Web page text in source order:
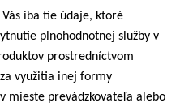
iba tie údaje, ktoré
plnohodnotnej služby v
prostredníctvom
využitia inej formy
mieste prevádzkovateľa alebo